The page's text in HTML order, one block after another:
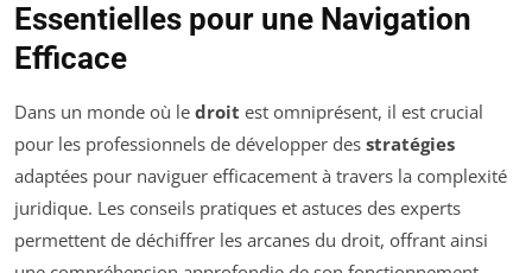
Essentielles pour une Navigation
Efficace
Dans un monde où le droit est omniprésent, il est crucial
pour les professionnels de développer des stratégies
adaptées pour naviguer efficacement à travers la complexité
juridique. Les conseils pratiques et astuces des experts
permettent de déchiffrer les arcanes du droit, offrant ainsi